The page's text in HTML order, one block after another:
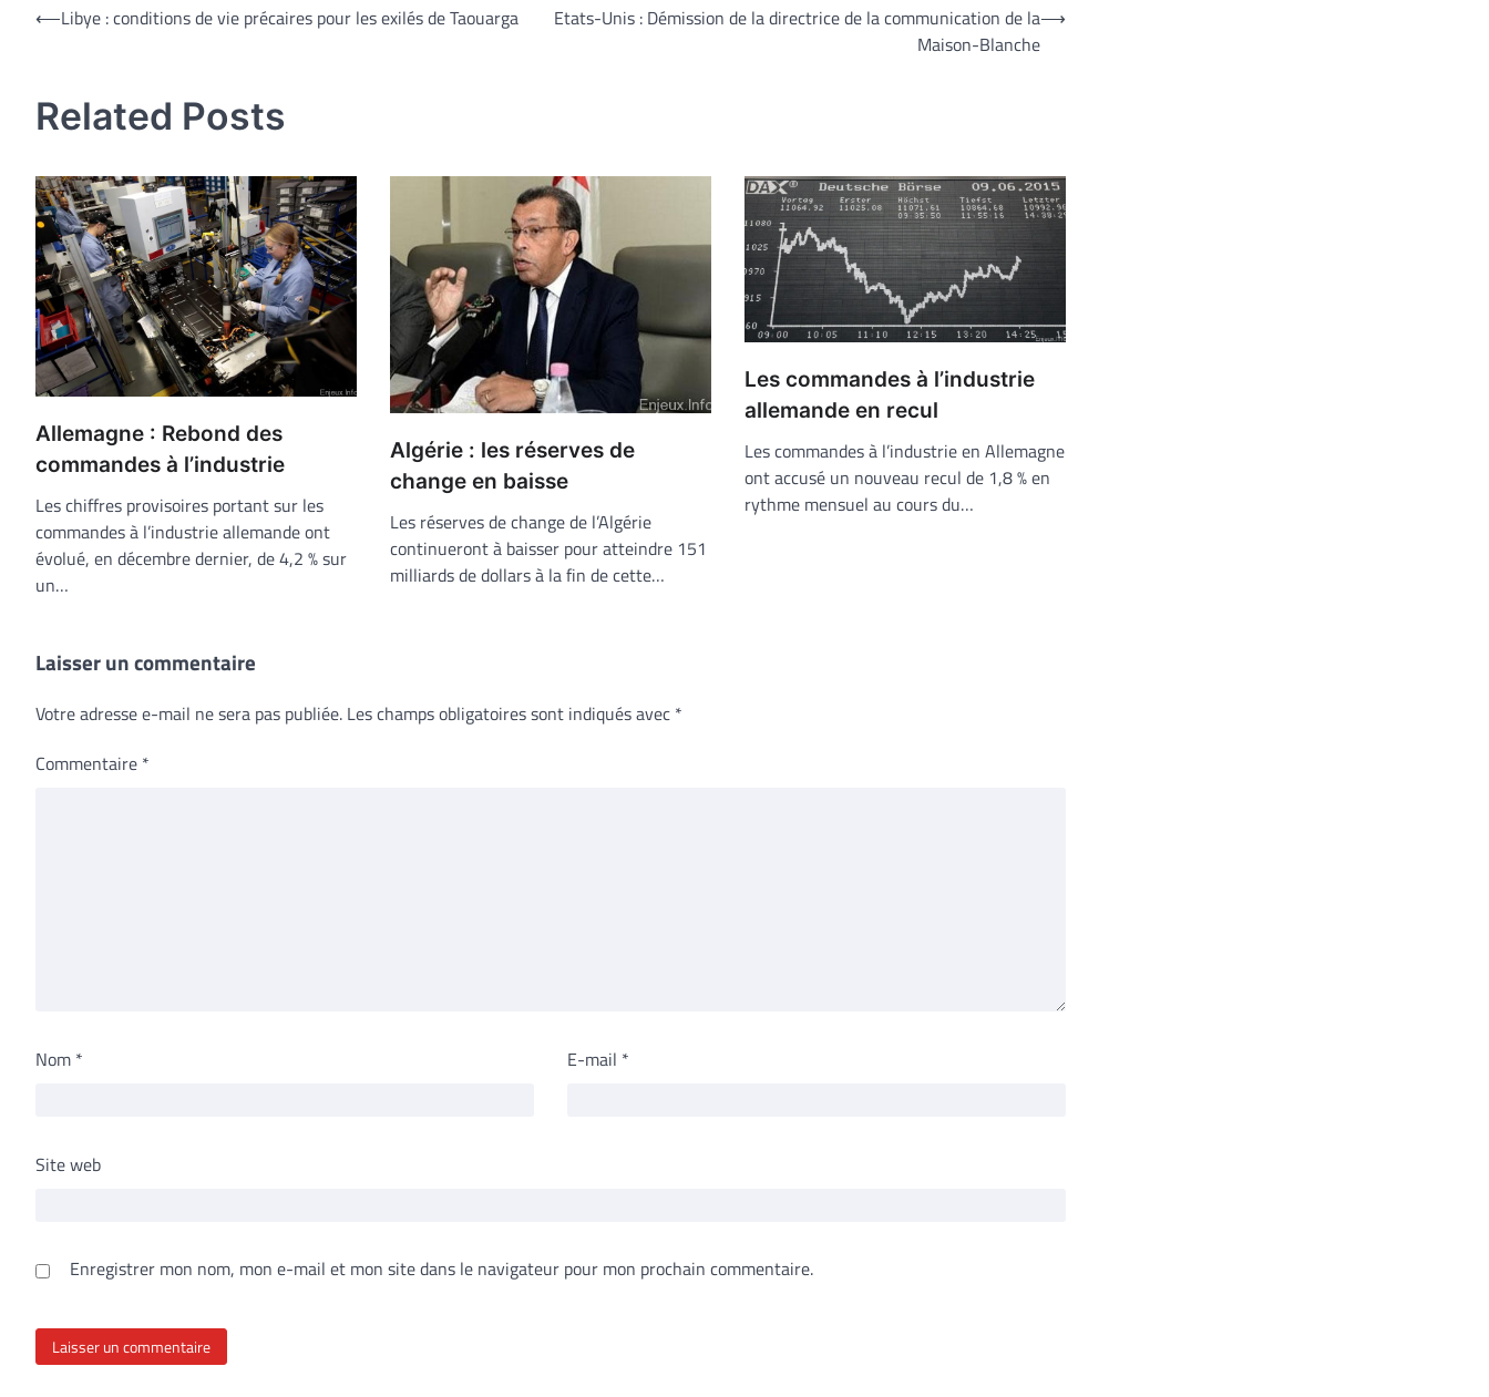
Navigation
⟵Libye : conditions de vie précaires pour les exilés de Taouarga
Etats-Unis : Démission de la directrice de la communication de la
Maison-Blanche
⟶
Related Posts
Allemagne : Rebond des
commandes à l’industrie
Les chiffres provisoires portant sur les
commandes à l’industrie allemande ont
évolué, en décembre dernier, de 4,2 % sur
un…
Algérie : les réserves de
change en baisse
Les réserves de change de l’Algérie
continueront à baisser pour atteindre 151
milliards de dollars à la fin de cette…
Les commandes à l’industrie
allemande en recul
Les commandes à l’industrie en Allemagne
ont accusé un nouveau recul de 1,8 % en
rythme mensuel au cours du…
Laisser un commentaire
Votre adresse e-mail ne sera pas publiée. Les champs obligatoires sont indiqués avec *
Commentaire *
Nom * E-mail *
Site web
Enregistrer mon nom, mon e-mail et mon site dans le navigateur pour mon prochain commentaire.